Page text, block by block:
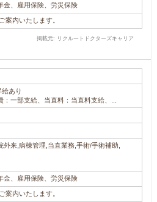
金、雇用保険、労災保険
案内いたします。
掲載元: リクルートドクターズキャリア
あり
一部支給、当直料：当直料支給、...
外来,病棟管理,当直業務,手術/手術補助,
金、雇用保険、労災保険
案内いたします。